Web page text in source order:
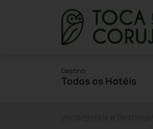
Destino
Todos os Hotéis